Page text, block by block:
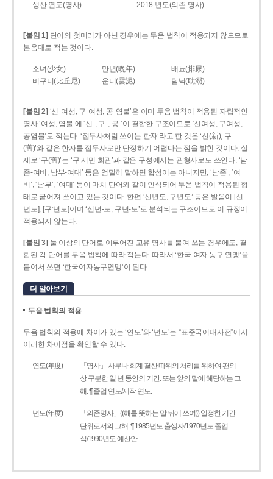
생산 연도(명사)
2018 년도(의존 명사)
[붙임 1] 단어의 첫머리가 아닌 경우에는 두음 법칙이 적용되지 않으므로
본음대로 적는 것이다.
소녀(少女) 만년(晩年)
배뇨(排尿)
비구니(比丘尼)
운니(雲泥) 탐닉(耽溺)
[붙임 2] ‘신-여성, 구-여성, 공-염불’은 이미 두음 법칙이 적용된 자립적인
명사 ‘여성, 염불’에 ‘신-, 구-, 공-’이 결합한 구조이므로 ‘신여성, 구여성,
공염불’로 적는다. ‘접두사처럼 쓰이는 한자’라고 한 것은 ‘신(新), 구
(舊)’와 같은 한자를 접두사로만 단정하기 어렵다는 점을 밝힌 것이다. 실
제로 ‘구(舊)’는 ‘구 시민 회관’과 같은 구성에서는 관형사로도 쓰인다. ‘남
존­-여비, 남부-­여대’ 등은 엄밀히 말하면 합성어는 아니지만, ‘남존’, ‘여
비’, ‘남부’, ‘여대’ 등이 마치 단어와 같이 인식되어 두음 법칙이 적용된 형
태로 굳어져 쓰이고 있는 것이다. 한편 ‘신년도, 구년도’ 등은 발음이 [신
년도], [구ː년도]이며 ‘신년­-도, 구년-­도’로 분석되는 구조이므로 이 규정이
적용되지 않는다.
[붙임 3] 둘 이상의 단어로 이루어진 고유 명사를 붙여 쓰는 경우에도, 결
합된 각 단어를 두음 법칙에 따라 적는다. 따라서 ‘한국 여자 농구 연맹’을
붙여서 쓰면 ‘한국여자농구연맹’이 된다.
더 알아보기
두음 법칙의 적용
두음 법칙의 적용에 차이가 있는 ‘연도’와 ‘년도’는 “표준국어대사전”에서
이러한 차이점을 확인할 수 있다.
연도(年度)
「명사」 사무나 회계 결산 따위의 처리를 위하여 편의
상 구분한 일 년 동안의 기간. 또는 앞의 말에 해당하는 그
해. ¶ 졸업 연도/제작 연도.
년도(年度)
「의존명사」((해를 뜻하는 말 뒤에 쓰여)) 일정한 기간
단위로서의 그해. ¶ 1985년도 출생자/1970년도 졸업
식/1990년도 예산안.